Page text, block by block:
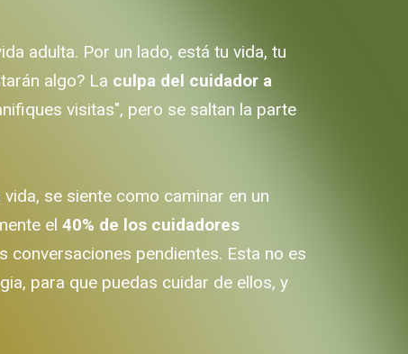
adulta. Por un lado, está tu vida, tu
algo? La culpa del cuidador a
visitas", pero se saltan la parte
se siente como caminar en un
el40% de los cuidadores
conversaciones pendientes. Esta no es
para que puedas cuidar de ellos, y